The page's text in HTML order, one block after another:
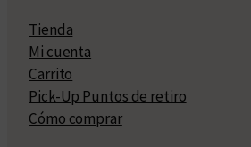
Tienda
Mi cuenta
Carrito
Pick-Up Puntos de retiro
Cómo comprar